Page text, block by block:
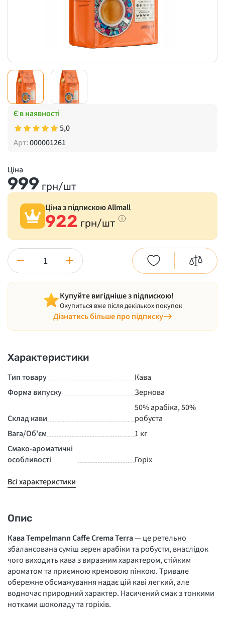
Є в наявності
5,0
Арт:000001261
Ціна
999 грн/шт
Ціна з підпискою Allmall
922 грн/шт
− +
Купуйте вигідніше з підпискою!
Окупиться вже після декількох покупок
Дізнатись більше про підписку
Характеристики
Тип товару
Кава
Форма випуску
Зернова
Склад кави
50% арабіка, 50%
робуста
Вага/Об'єм
1 кг
Смако-ароматичні
особливості
Горіх
Всі характеристики
Опис
Кава Tempelmann Caffe Crema Terra— це ретельно
збалансована суміш зерен арабіки та робусти, внаслідок
чого виходить кава з виразним характером, стійким
ароматом та приємною кремовою пінкою. Тривале
обережне обсмажування надає цій каві легкий, але
водночас природний характер. Насичений смак з тонкими
нотками шоколаду та горіхів.